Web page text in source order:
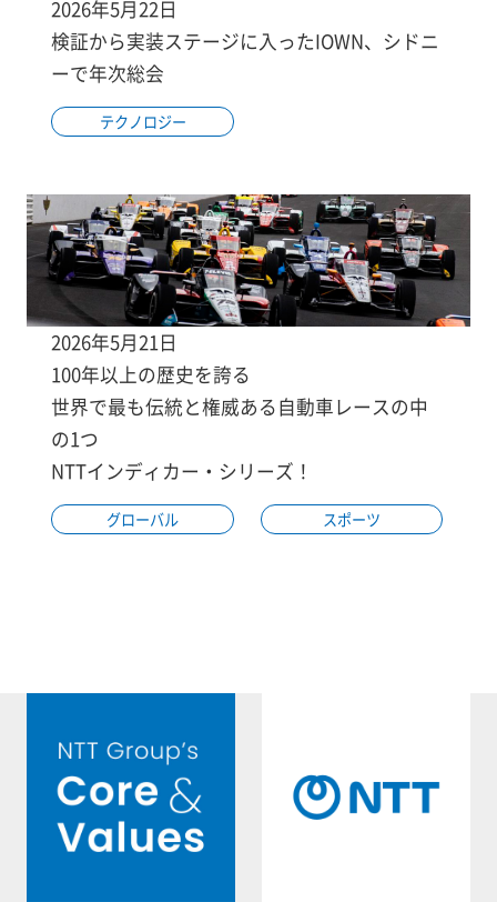
2026年5月22日
検証から実装ステージに入ったIOWN、シドニ
ーで年次総会
テクノロジー
2026年5月21日
100年以上の歴史を誇る
世界で最も伝統と権威ある自動車レースの中
の1つ
NTTインディカー・シリーズ！
グローバル スポーツ